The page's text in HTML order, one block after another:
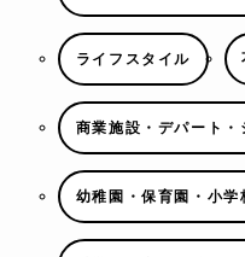
ライフスタイル
商業施設・デパート・
幼稚園・保育園・小学